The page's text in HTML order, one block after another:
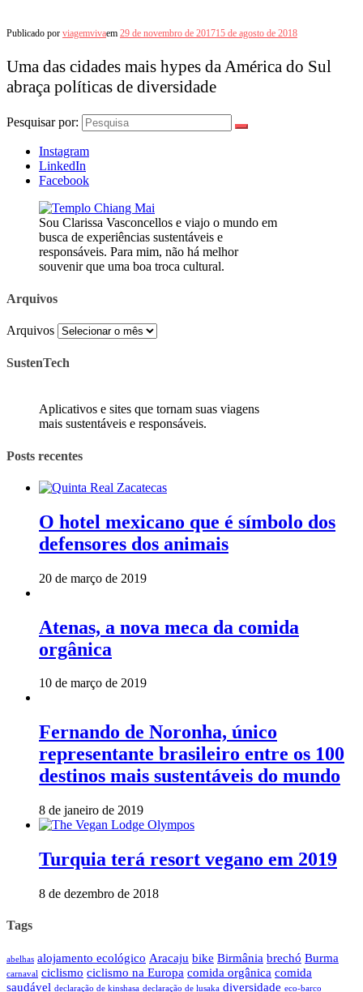
Publicado por viagemvivaem 29 de novembro de 201715 de agosto de 2018
Uma das cidades mais hypes da América do Sul
abraça políticas de diversidade
Pesquisar por:
Instagram
LinkedIn
Facebook
Sou Clarissa Vasconcellos e viajo o mundo em
busca de experiências sustentáveis e
responsáveis. Para mim, não há melhor
souvenir que uma boa troca cultural.
Arquivos
Arquivos
SustenTech
Aplicativos e sites que tornam suas viagens
mais sustentáveis e responsáveis.
Posts recentes
O hotel mexicano que é símbolo dos
defensores dos animais
20 de março de 2019
Atenas, a nova meca da comida
orgânica
10 de março de 2019
Fernando de Noronha, único
representante brasileiro entre os 100
destinos mais sustentáveis do mundo
8 de janeiro de 2019
Turquia terá resort vegano em 2019
8 de dezembro de 2018
Tags
abelhas alojamento ecológico Aracaju bike Birmânia brechó Burma
carnaval ciclismo ciclismo na Europa comida orgânica comida
saudável declaração de kinshasa declaração de lusaka diversidade eco-barco